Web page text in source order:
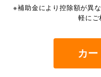
※補助金により控除額が異
軽にご
カ